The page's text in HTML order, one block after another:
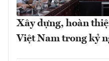
Xây dựng, hoàn
Việt Nam trong kỷ